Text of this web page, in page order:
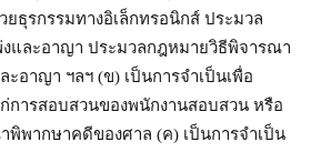
ธุรกรรมทางอิเล็กทรอนิกส์ ประมวล
และอาญา ประมวลกฎหมายวิธีพิจารณา
ะอาญา ฯลฯ (ข) เป็นการจำเป็นเพื่อ
การสอบสวนของพนักงานสอบสวน หรือ
พิพากษาคดีของศาล (ค) เป็นการจำเป็น